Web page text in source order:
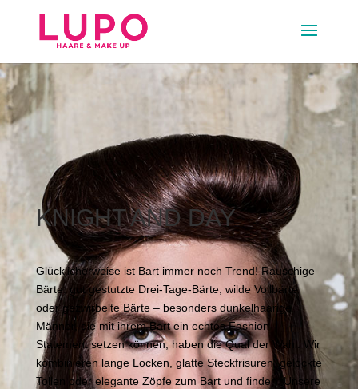
KNIGHT AND DAY
Glücklicherweise ist Bart immer noch Trend! Rauschige
Bärte, gut gestutzte Drei-Tage-Bärte, wilde Vollbärte
oder gezwirbelte Bärte – besonders dunkelhaarige
Männer, die mit ihrem Bart ein echtes Fashion-
Statement setzen können, haben die Qual der Wahl. Wir
kombinieren lange Locken, glatte Steckfrisuren, gelockte
Tollen oder elegante Zöpfe zum Bart und finden: Unsere